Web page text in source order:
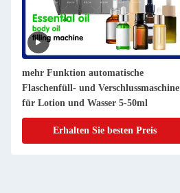
mehr Funktion automatische
Flaschenfüll- und Verschlussmaschine
für Lotion und Wasser 5-50ml
Erhalten Sie besten Preis